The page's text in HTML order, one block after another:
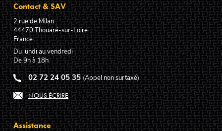
Contact & SAV
2 rue de Milan
44470Thouaré-sur-Loire
France
Du lundi au vendredi
De 9h à 18h
02 72 24 05 35 (Appel non surtaxé)
NOUS ÉCRIRE
Assistance